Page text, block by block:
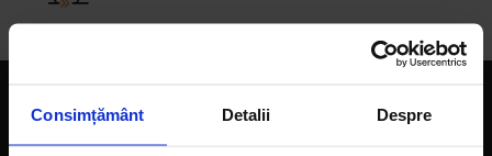
Consimțământ Detalii Despre
Companie